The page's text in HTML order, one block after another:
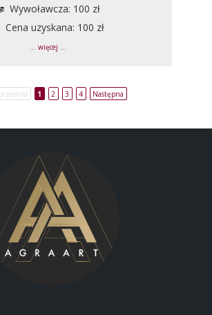
Wywoławcza: 100 zł
Cena uzyskana: 100 zł
... więcej ...
1 2 3 4 Następna